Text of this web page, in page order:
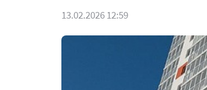
13.02.2026 12:59